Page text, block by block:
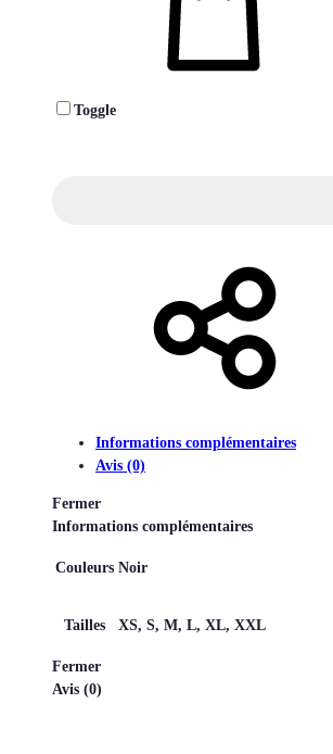
Toggle
Informations complémentaires
Avis (0)
Fermer
Informations complémentaires
Couleurs Noir
Tailles XS, S, M, L, XL, XXL
Fermer
Avis (0)